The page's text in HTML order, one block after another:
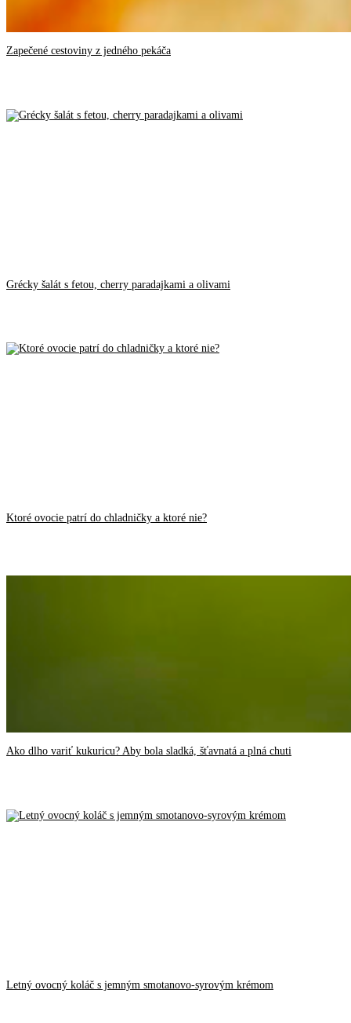
Zapečené cestoviny z jedného pekáča
Grécky šalát s fetou, cherry paradajkami a olivami
Ktoré ovocie patrí do chladničky a ktoré nie?
Ako dlho variť kukuricu? Aby bola sladká, šťavnatá a plná chuti
Letný ovocný koláč s jemným smotanovo-syrovým krémom